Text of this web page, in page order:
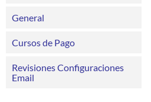
General
Cursos de Pago
Revisiones Configuraciones
Email